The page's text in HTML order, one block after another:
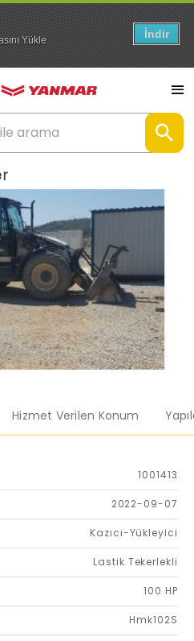
Yükle İndir
Hizmet Verilen Konum
1001413
2022-09-07
Kazıcı-Yükleyici
Lastik Tekerlekli
100 HP
Hmk102S